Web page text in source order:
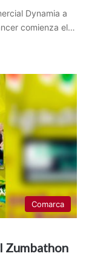
Dynamia a
comienza el…
Comarca
Zumbathon